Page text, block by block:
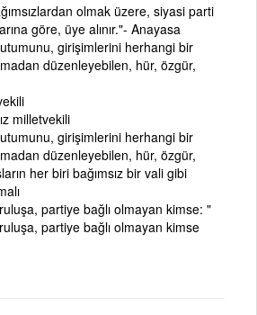
olmak üzere, siyasi parti
göre, üye alınır."- Anayasa
tutumunu, girişimlerini herhangi bir
düzenleyebilen, hür, özgür,
milletvekili
tutumunu, girişimlerini herhangi bir
düzenleyebilen, hür, özgür,
her biri bağımsız bir vali gibi
partiye bağlı olmayan kimse: "
partiye bağlı olmayan kimse